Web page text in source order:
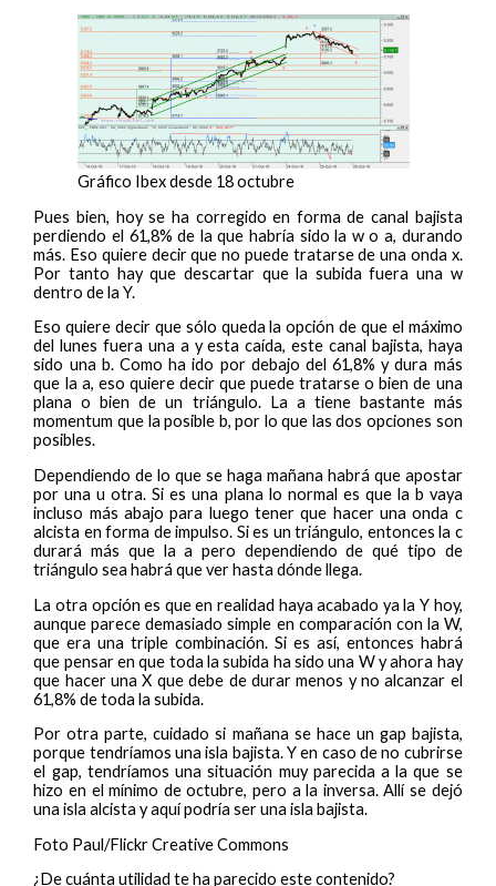
Gráfico Ibex desde 18 octubre
Pues bien, hoy se ha corregido en forma de canal bajista
perdiendo el 61,8% de la que habría sido la w o a, durando
más. Eso quiere decir que no puede tratarse de una onda x.
Por tanto hay que descartar que la subida fuera una w
dentro de la Y.
Eso quiere decir que sólo queda la opción de que el máximo
del lunes fuera una a y esta caída, este canal bajista, haya
sido una b. Como ha ido por debajo del 61,8% y dura más
que la a, eso quiere decir que puede tratarse o bien de una
plana o bien de un triángulo. La a tiene bastante más
momentum que la posible b, por lo que las dos opciones son
posibles.
Dependiendo de lo que se haga mañana habrá que apostar
por una u otra. Si es una plana lo normal es que la b vaya
incluso más abajo para luego tener que hacer una onda c
alcista en forma de impulso. Si es un triángulo, entonces la c
durará más que la a pero dependiendo de qué tipo de
triángulo sea habrá que ver hasta dónde llega.
La otra opción es que en realidad haya acabado ya la Y hoy,
aunque parece demasiado simple en comparación con la W,
que era una triple combinación. Si es así, entonces habrá
que pensar en que toda la subida ha sido una W y ahora hay
que hacer una X que debe de durar menos y no alcanzar el
61,8% de toda la subida.
Por otra parte, cuidado si mañana se hace un gap bajista,
porque tendríamos una isla bajista. Y en caso de no cubrirse
el gap, tendríamos una situación muy parecida a la que se
hizo en el mínimo de octubre, pero a la inversa. Allí se dejó
una isla alcista y aquí podría ser una isla bajista.
Foto Paul/Flickr Creative Commons
¿De cuánta utilidad te ha parecido este contenido?